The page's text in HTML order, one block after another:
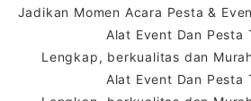
Jadikan Momen Acara Pesta &
Alat Event Dan Pesta
Lengkap, berkualitas dan
Alat Event Dan Pesta